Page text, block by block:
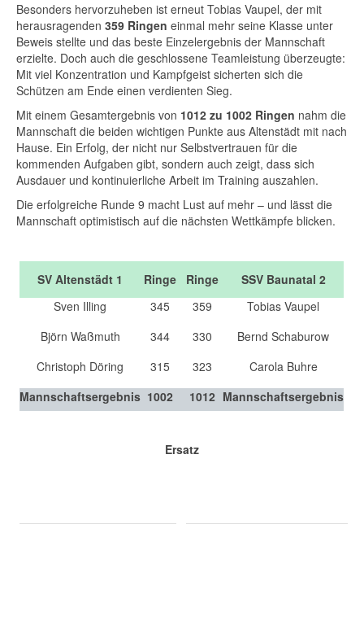
Besonders hervorzuheben ist erneut Tobias Vaupel, der mit
herausragenden 359 Ringen einmal mehr seine Klasse unter
Beweis stellte und das beste Einzelergebnis der Mannschaft
erzielte. Doch auch die geschlossene Teamleistung überzeugte:
Mit viel Konzentration und Kampfgeist sicherten sich die
Schützen am Ende einen verdienten Sieg.
Mit einem Gesamtergebnis von 1012 zu 1002 Ringen nahm die
Mannschaft die beiden wichtigen Punkte aus Altenstädt mit nach
Hause. Ein Erfolg, der nicht nur Selbstvertrauen für die
kommenden Aufgaben gibt, sondern auch zeigt, dass sich
Ausdauer und kontinuierliche Arbeit im Training auszahlen.
Die erfolgreiche Runde 9 macht Lust auf mehr – und lässt die
Mannschaft optimistisch auf die nächsten Wettkämpfe blicken.
SV Altenstädt 1 Ringe Ringe
SSV Baunatal 2
Sven Illing
345 359
Tobias Vaupel
Björn Waßmuth
344 330
Bernd Schaburow
Christoph Döring
315 323
Carola Buhre
Mannschaftsergebnis 1002 1012 Mannschaftsergebnis
Ersatz